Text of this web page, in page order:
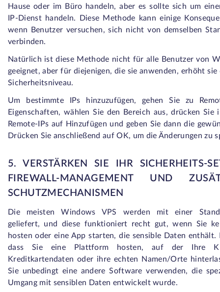
Hause oder im Büro handeln, aber es sollte sich um
IP-Dienst handeln. Diese Methode kann einige
wenn Benutzer versuchen, sich nicht von demselben
verbinden.
Natürlich ist diese Methode nicht für alle Benutzer von
geeignet, aber für diejenigen, die sie anwenden, erhöht
Sicherheitsniveau.
Um bestimmte IPs hinzuzufügen, gehen Sie zu
Eigenschaften, wählen Sie den Bereich aus, drücken Sie
Remote-IPs auf Hinzufügen und geben Sie dann die
Drücken Sie anschließend auf OK, um die Änderungen zu
5. VERSTÄRKEN SIE IHR SICHERHEITS-
FIREWALL-MANAGEMENT UND
SCHUTZMECHANISMEN
Die meisten Windows VPS werden mit einer
geliefert, und diese funktioniert recht gut, wenn Sie
hosten oder eine App starten, die sensible Daten enthält.
dass Sie eine Plattform hosten, auf der Ihre
Kreditkartendaten oder ihre echten Namen/Orte
Sie unbedingt eine andere Software verwenden, die
Umgang mit sensiblen Daten entwickelt wurde.